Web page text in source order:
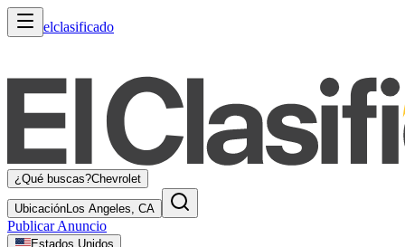
elclasificado
¿Qué buscas?Chevrolet
UbicaciónLos Angeles, CA
Publicar Anuncio
Estados Unidos